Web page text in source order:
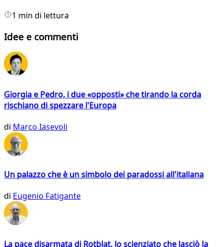
1 min di lettura
Idee e commenti
Giorgia e Pedro, i due «opposti» che tirando la corda
rischiano di spezzare l'Europa
di Marco Iasevoli
Un palazzo che è un simbolo dei paradossi all'italiana
di Eugenio Fatigante
La pace disarmata di Rotblat, lo scienziato che lasciò la